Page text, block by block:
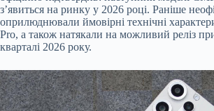
з’явиться на ринку у 2026 році. Раніше
оприлюднювали ймовірні технічні
Pro, а також натякали на можливий реліз
кварталі 2026 року.